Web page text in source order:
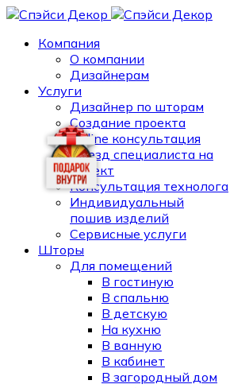
Компания
О компании
Дизайнерам
Услуги
Дизайнер по шторам
Создание проекта
Online консультация
Выезд специалиста на
объект
Консультация технолога
Индивидуальный
пошив изделий
Сервисные услуги
Шторы
Для помещений
В гостиную
В спальню
В детскую
На кухню
В ванную
В кабинет
В загородный дом